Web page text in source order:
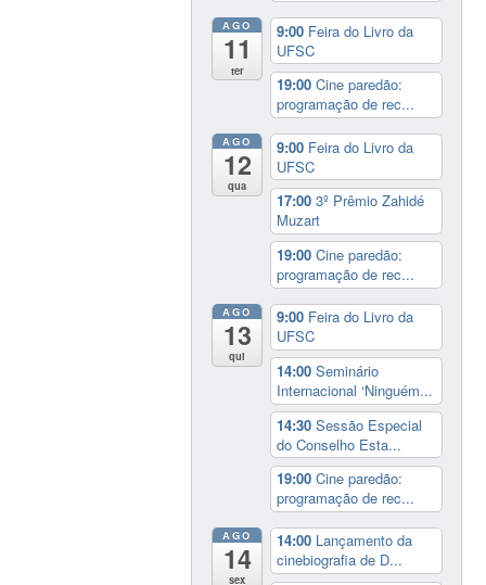
AGO
11
ter
9:00 Feira do Livro da
UFSC
19:00Cine paredão:
programação de rec...
AGO
12
qua
9:00 Feira do Livro da
UFSC
17:003º Prêmio Zahidé
Muzart
19:00Cine paredão:
programação de rec...
AGO
13
qui
9:00 Feira do Livro da
UFSC
14:00Seminário
Internacional ‘Ninguém...
14:30Sessão Especial
do Conselho Esta...
19:00Cine paredão:
programação de rec...
AGO
14
sex
14:00 Lançamento da
cinebiografia de D...